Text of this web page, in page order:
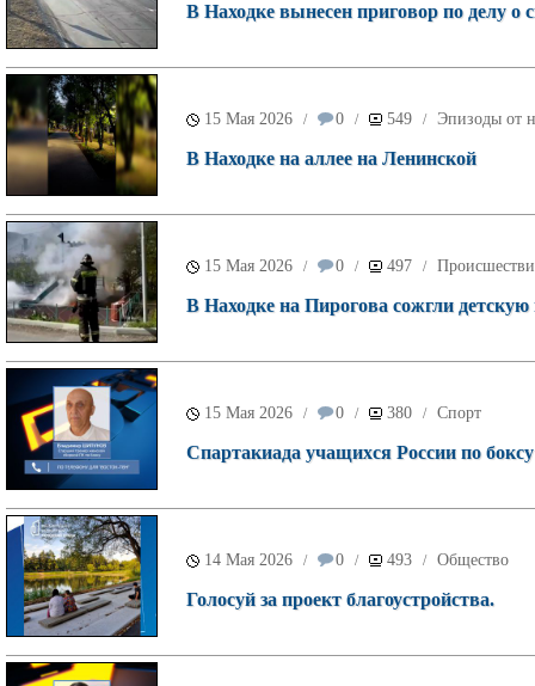
В Находке вынесен приговор по делу
15 Мая 2026 / 0 / 549 / Эпизоды от
В Находке на аллее на Ленинской
15 Мая 2026 / 0 / 497 /
В Находке на Пирогова сожгли
15 Мая 2026 / 0 / 380 / Спорт
Спартакиада учащихся России по
14 Мая 2026 / 0 / 493 / Общество
Голосуй за проект благоустройства.